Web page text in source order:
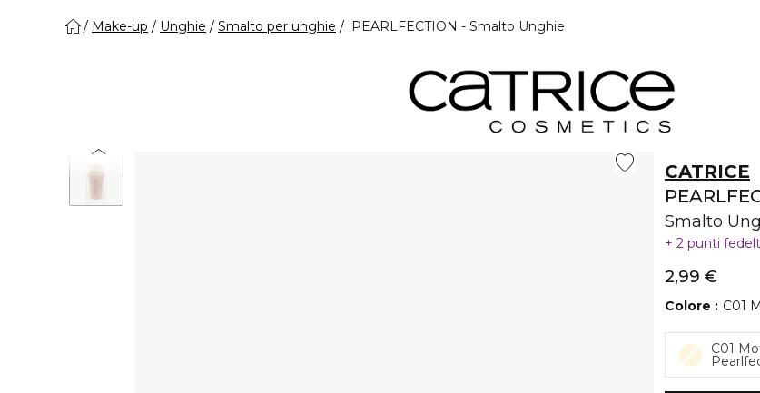
Make-up Unghie Smalto per unghie PEARLFECTION - Smalto Unghie
CATRICE
Smalto
2 punti
2,99 €
Colore C01
C01